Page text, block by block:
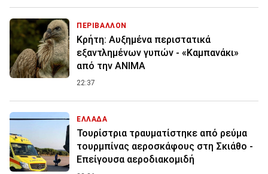
ΠΕΡΙΒΑΛΛΟΝ
Κρήτη: Αυξημένα περιστατικά
εξαντλημένων γυπών - «Καμπανάκι»
από την ANIMA
22:37
ΕΛΛΑΔΑ
Τουρίστρια τραυματίστηκε από ρεύμα
τουρμπίνας αεροσκάφους στη Σκιάθο -
Επείγουσα αεροδιακομιδή